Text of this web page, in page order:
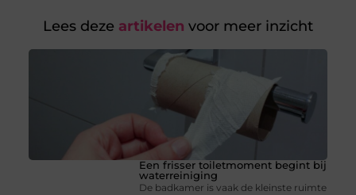
Lees deze artikelen voor meer inzicht
Een frisser toiletmoment begint bij
waterreiniging
De badkamer is vaak de kleinste ruimte